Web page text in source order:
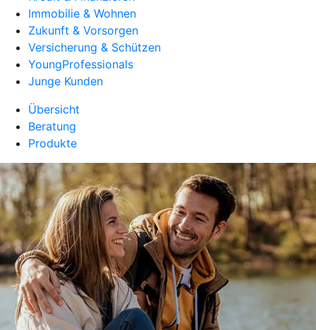
Immobilie & Wohnen
Zukunft & Vorsorgen
Versicherung & Schützen
YoungProfessionals
Junge Kunden
Übersicht
Beratung
Produkte